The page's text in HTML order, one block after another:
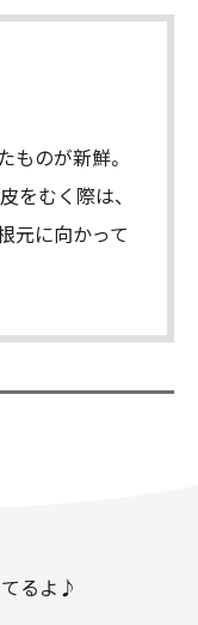
ものが新鮮。
をむく際は、
元に向かって
てるよ♪